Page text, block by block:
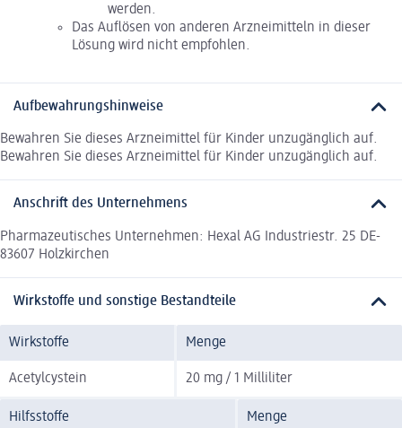
werden.
Das Auflösen von anderen Arzneimitteln in dieser
Lösung wird nicht empfohlen.
Aufbewahrungshinweise
Bewahren Sie dieses Arzneimittel für Kinder unzugänglich auf.
Bewahren Sie dieses Arzneimittel für Kinder unzugänglich auf.
Anschrift des Unternehmens
Pharmazeutisches Unternehmen: Hexal AG Industriestr. 25 DE-
83607 Holzkirchen
Wirkstoffe und sonstige Bestandteile
Wirkstoffe Menge
Acetylcystein 20 mg / 1 Milliliter
Hilfsstoffe Menge